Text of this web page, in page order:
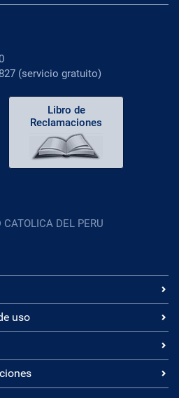
(servicio gratuito)
Libro de
Reclamaciones
DEL PERU
uso